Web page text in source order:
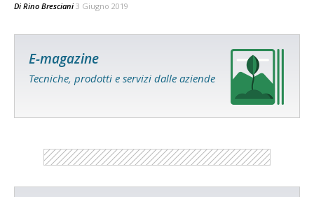
Di Rino Bresciani 3 Giugno 2019
E-magazine
Tecniche, prodotti e servizi dalle aziende